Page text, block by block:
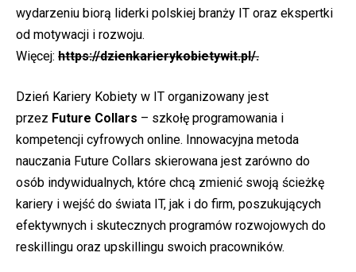
wydarzeniu biorą liderki polskiej branży IT oraz ekspertki
od motywacji i rozwoju.
Więcej: https://dzienkarierykobietywit.pl/.
Dzień Kariery Kobiety w IT organizowany jest
przez Future Collars – szkołę programowania i
kompetencji cyfrowych online. Innowacyjna metoda
nauczania Future Collars skierowana jest zarówno do
osób indywidualnych, które chcą zmienić swoją ścieżkę
kariery i wejść do świata IT, jak i do firm, poszukujących
efektywnych i skutecznych programów rozwojowych do
reskillingu oraz upskillingu swoich pracowników.